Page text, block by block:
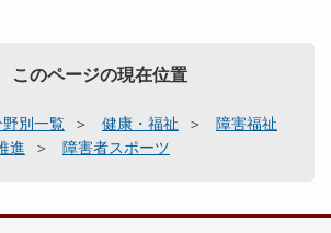
このページの現在位置
野別一覧 健康・福祉
障害福祉
進
障害者スポーツ